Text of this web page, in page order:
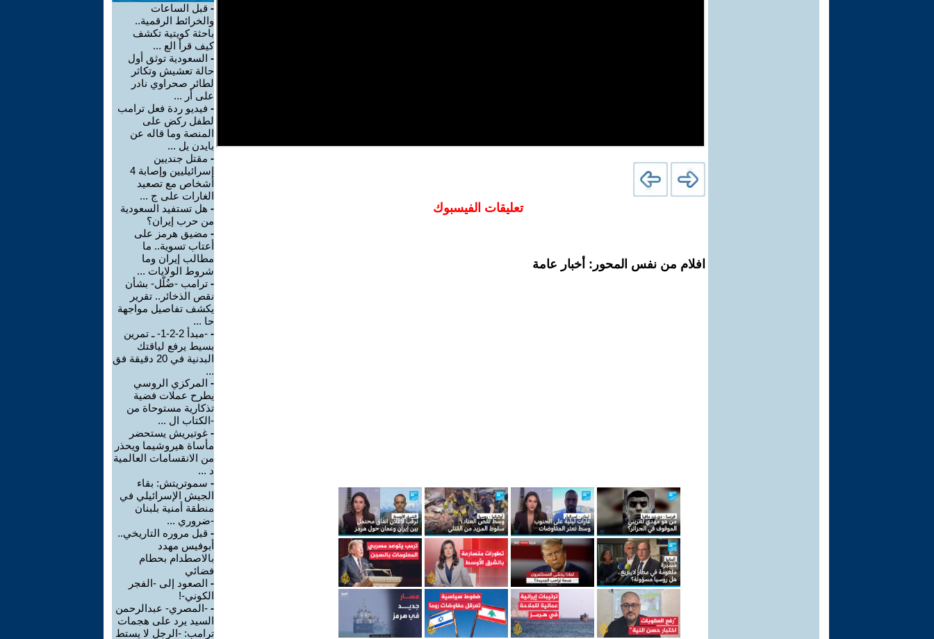
تعليقات الفيسبوك
افلام من نفس المحور: أخبار عامة
- قبل الساعات
والخرائط الرقمية..
باحثة كويتية تكشف
كيف قرأ الع ...
- السعودية توثق أول
حالة تعشيش وتكاثر
لطائر صحراوي نادر
على أر ...
- فيديو ردة فعل ترامب
لطفل ركض على
المنصة وما قاله عن
بايدن يل ...
- مقتل جنديين
إسرائيليين وإصابة 4
أشخاص مع تصعيد
الغارات على ج ...
- هل تستفيد السعودية
من حرب إيران؟
- مضيق هرمز على
أعتاب تسوية.. ما
مطالب إيران وما
شروط الولايات ...
- ترامب -ضُلّل- بشأن
نقص الذخائر.. تقرير
يكشف تفاصيل مواجهة
حا ...
-
-مبدأ 2-2-1- ـ تمرين
بسيط يرفع لياقتك
البدنية في 20 دقيقة فق
...
- المركزي الروسي
يطرح عملات فضية
تذكارية مستوحاة من
-الكتاب ال ...
- غوتيريش يستحضر
مأساة هيروشيما ويحذر
من الانقسامات العالمية
د ...
- سموتريتش: بقاء
الجيش الإسرائيلي في
منطقة أمنية بلبنان
-ضروري ...
- قبل مروره التاريخي..
أبوفيس مهدد
بالاصطدام بحطام
فضائي
- الصعود إلى -الفجر
الكوني-!
- -المصري- عبدالرحمن
السيد يرد على هجمات
ترامب: -الرجل لا يستط